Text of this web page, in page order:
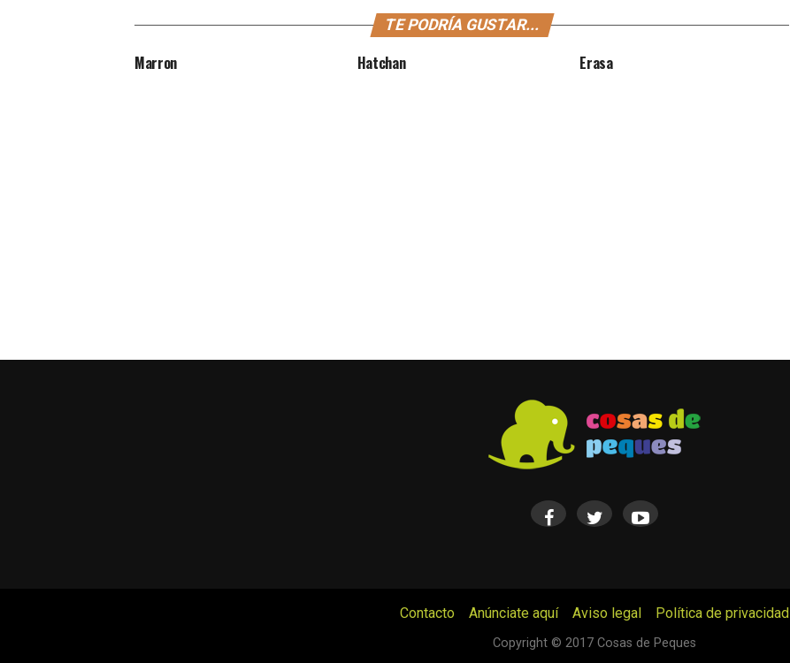
TE PODRÍA GUSTAR...
Marron Hatchan Erasa
Contacto Anúnciate aquí Aviso legal
Política de privacidad
Copyright © 2017 Cosas de Peques